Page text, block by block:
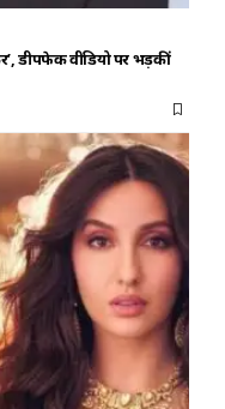
डीपफेक वीडियो पर भड़कीं